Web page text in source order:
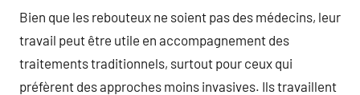
Bien que les rebouteux ne soient pas des médecins, leur
travail peut être utile en accompagnement des
traitements traditionnels, surtout pour ceux qui
préfèrent des approches moins invasives. Ils travaillent